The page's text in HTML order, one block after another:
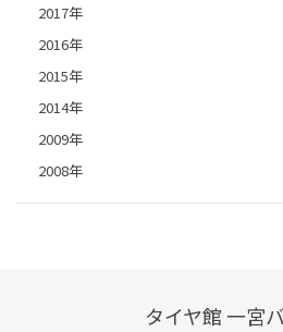
2017年
2016年
2015年
2014年
2009年
2008年
タイヤ館 一宮